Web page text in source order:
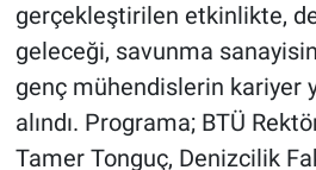
gerçekleştirilen etkinlikte,
geleceği, savunma
genç mühendislerin kariyer
alındı. Programa; BTÜ
Tamer Tonguç, Denizcilik